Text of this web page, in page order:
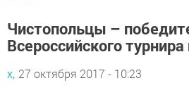
Чистопольцы –
Всероссийского турнира
х, 27 октября 2017 - 10:23